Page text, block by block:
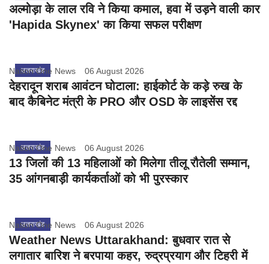
अल्मोड़ा के लाल रवि ने किया कमाल, हवा में उड़ने वाली कार
'Hapida Skynex' का किया सफल परीक्षण
उत्तराखंड
Nation One News 06 August 2026
देहरादून शराब आवंटन घोटाला: हाईकोर्ट के कड़े रुख के
बाद कैबिनेट मंत्री के PRO और OSD के लाइसेंस रद्द
उत्तराखंड
Nation One News 06 August 2026
13 जिलों की 13 महिलाओं को मिलेगा तीलू रौतेली सम्मान,
35 आंगनबाड़ी कार्यकर्ताओं को भी पुरस्कार
उत्तराखंड
Nation One News 06 August 2026
Weather News Uttarakhand: बुधवार रात से
लगातार बारिश ने बरपाया कहर, रुद्रप्रयाग और टिहरी में